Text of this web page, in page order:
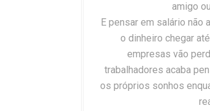
amigo
E pensar em salário não
o dinheiro chegar
empresas vão
trabalhadores acaba
os próprios sonhos